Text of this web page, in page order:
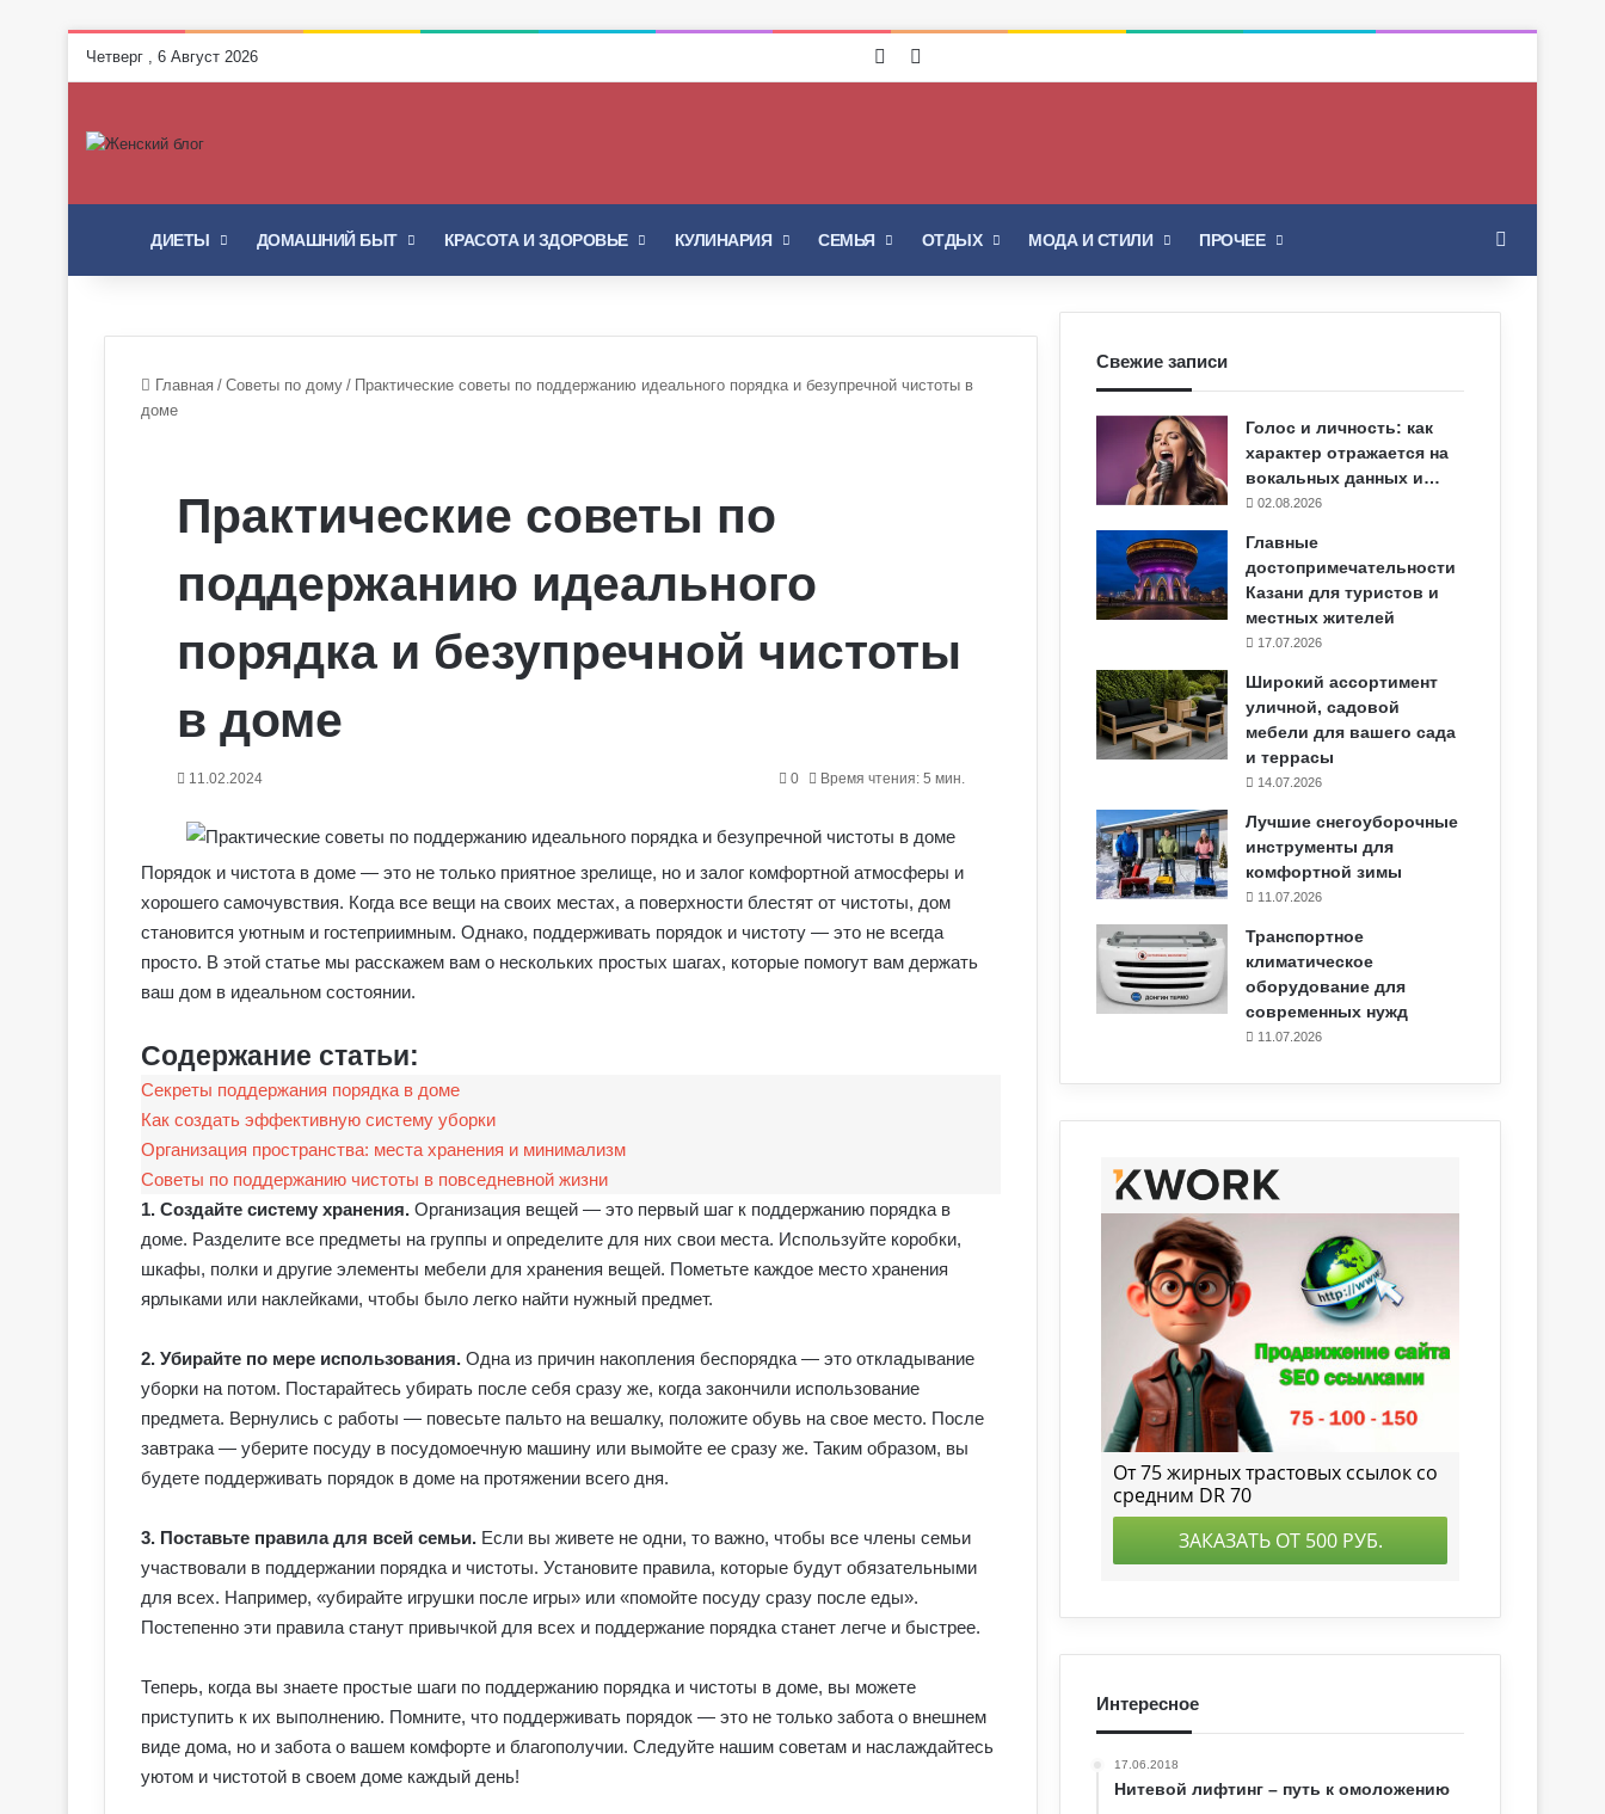
Четверг , 6 Август 2026 Войти
ГЛАВНАЯ
ДИЕТЫ ДОМАШНИЙ БЫТ КРАСОТА И ЗДОРОВЬЕ КУЛИНАРИЯ СЕМЬЯ ОТДЫХ МОДА И СТИЛИ ПРОЧЕЕ
Главная / Советы по дому / Практические советы по поддержанию идеального порядка и безупречной чистоты в
доме
Практические советы по
поддержанию идеального
порядка и безупречной чистоты
в доме
11.02.2024 0 Время чтения: 5 мин.
Порядок и чистота в доме — это не только приятное зрелище, но и залог комфортной атмосферы и
хорошего самочувствия. Когда все вещи на своих местах, а поверхности блестят от чистоты, дом
становится уютным и гостеприимным. Однако, поддерживать порядок и чистоту — это не всегда
просто. В этой статье мы расскажем вам о нескольких простых шагах, которые помогут вам держать
ваш дом в идеальном состоянии.
Содержание статьи:
Секреты поддержания порядка в доме
Как создать эффективную систему уборки
Организация пространства: места хранения и минимализм
Советы по поддержанию чистоты в повседневной жизни
1. Создайте систему хранения. Организация вещей — это первый шаг к поддержанию порядка в
доме. Разделите все предметы на группы и определите для них свои места. Используйте коробки,
шкафы, полки и другие элементы мебели для хранения вещей. Пометьте каждое место хранения
ярлыками или наклейками, чтобы было легко найти нужный предмет.
2. Убирайте по мере использования. Одна из причин накопления беспорядка — это откладывание
уборки на потом. Постарайтесь убирать после себя сразу же, когда закончили использование
предмета. Вернулись с работы — повесьте пальто на вешалку, положите обувь на свое место. После
завтрака — уберите посуду в посудомоечную машину или вымойте ее сразу же. Таким образом, вы
будете поддерживать порядок в доме на протяжении всего дня.
3. Поставьте правила для всей семьи. Если вы живете не одни, то важно, чтобы все члены семьи
участвовали в поддержании порядка и чистоты. Установите правила, которые будут обязательными
для всех. Например, «убирайте игрушки после игры» или «помойте посуду сразу после еды».
Постепенно эти правила станут привычкой для всех и поддержание порядка станет легче и быстрее.
Теперь, когда вы знаете простые шаги по поддержанию порядка и чистоты в доме, вы можете
приступить к их выполнению. Помните, что поддерживать порядок — это не только забота о внешнем
виде дома, но и забота о вашем комфорте и благополучии. Следуйте нашим советам и наслаждайтесь
уютом и чистотой в своем доме каждый день!
Свежие записи
Голос и личность: как
характер отражается на
вокальных данных и…
02.08.2026
Главные
достопримечательности
Казани для туристов и
местных жителей
17.07.2026
Широкий ассортимент
уличной, садовой
мебели для вашего сада
и террасы
14.07.2026
Лучшие снегоуборочные
инструменты для
комфортной зимы
11.07.2026
Транспортное
климатическое
оборудование для
современных нужд
11.07.2026
Интересное
17.06.2018
Нитевой лифтинг – путь к омоложению